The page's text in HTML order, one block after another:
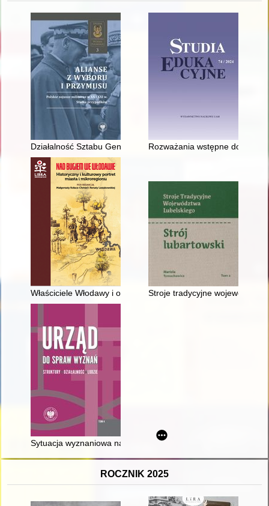
Działalność Sztabu Generalnego w ramach Układu
Rozważania wstępne
Właściciele Włodawy i okolicznych dóbr do końca XVI wieku
Stroje tradycyjne województwa
Sytuacja wyznaniowa na obszarze dzisiejszej Małopolski w
ROCZNIK 2025